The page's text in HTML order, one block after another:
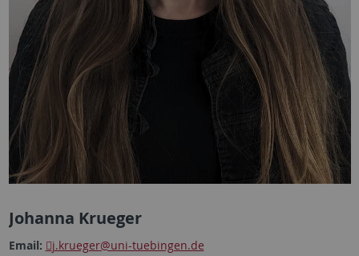
Johanna Krueger
Email: j.krueger@uni-tuebingen.de